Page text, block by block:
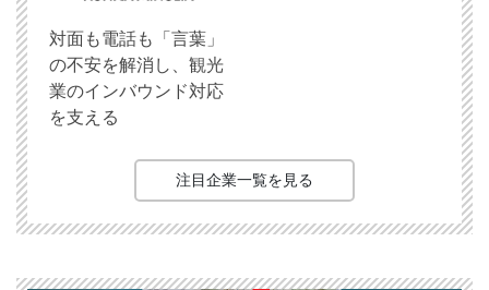
対面も電話も「言葉」
の不安を解消し、観光
業のインバウンド対応
を支える
注目企業一覧を見る